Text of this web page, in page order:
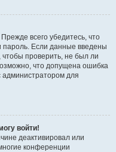
всего убедитесь, что
пароль. Если данные введены
проверить, не был ли
что допущена ошибка
администратором для
войти!
деактивировал или
конференции